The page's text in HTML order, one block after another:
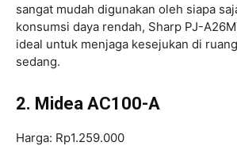
sangat mudah digunakan oleh siapa
konsumsi daya rendah, Sharp PJ-
ideal untuk menjaga kesejukan di
sedang.
2. Midea AC100-A
Harga: Rp1.259.000